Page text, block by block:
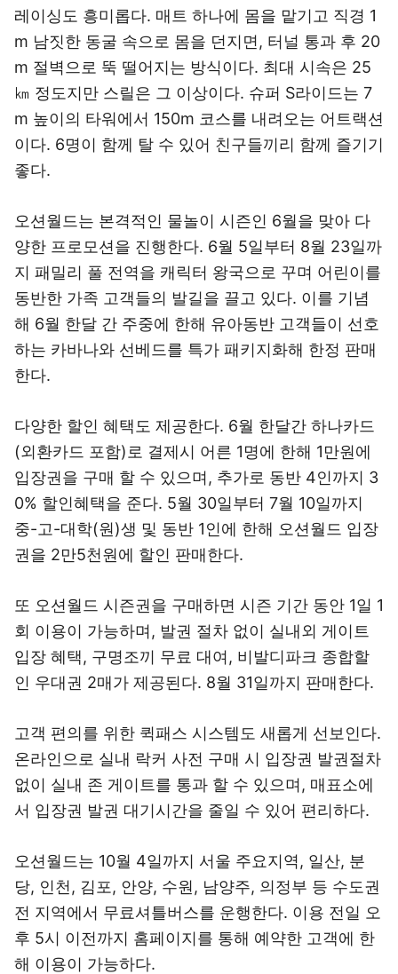
레이싱도 흥미롭다. 매트 하나에 몸을 맡기고 직경 1
m 남짓한 동굴 속으로 몸을 던지면, 터널 통과 후 20
m 절벽으로 뚝 떨어지는 방식이다. 최대 시속은 25
㎞ 정도지만 스릴은 그 이상이다. 슈퍼 S라이드는 7
m 높이의 타워에서 150m 코스를 내려오는 어트랙션
이다. 6명이 함께 탈 수 있어 친구들끼리 함께 즐기기
좋다.
오션월드는 본격적인 물놀이 시즌인 6월을 맞아 다
양한 프로모션을 진행한다. 6월 5일부터 8월 23일까
지 패밀리 풀 전역을 캐릭터 왕국으로 꾸며 어린이를
동반한 가족 고객들의 발길을 끌고 있다. 이를 기념
해 6월 한달 간 주중에 한해 유아동반 고객들이 선호
하는 카바나와 선베드를 특가 패키지화해 한정 판매
한다.
다양한 할인 혜택도 제공한다. 6월 한달간 하나카드
(외환카드 포함)로 결제시 어른 1명에 한해 1만원에
입장권을 구매 할 수 있으며, 추가로 동반 4인까지 3
0% 할인혜택을 준다. 5월 30일부터 7월 10일까지
중-고-대학(원)생 및 동반 1인에 한해 오션월드 입장
권을 2만5천원에 할인 판매한다.
또 오션월드 시즌권을 구매하면 시즌 기간 동안 1일 1
회 이용이 가능하며, 발권 절차 없이 실내외 게이트
입장 혜택, 구명조끼 무료 대여, 비발디파크 종합할
인 우대권 2매가 제공된다. 8월 31일까지 판매한다.
고객 편의를 위한 퀵패스 시스템도 새롭게 선보인다.
온라인으로 실내 락커 사전 구매 시 입장권 발권절차
없이 실내 존 게이트를 통과 할 수 있으며, 매표소에
서 입장권 발권 대기시간을 줄일 수 있어 편리하다.
오션월드는 10월 4일까지 서울 주요지역, 일산, 분
당, 인천, 김포, 안양, 수원, 남양주, 의정부 등 수도권
전 지역에서 무료셔틀버스를 운행한다. 이용 전일 오
후 5시 이전까지 홈페이지를 통해 예약한 고객에 한
해 이용이 가능하다.